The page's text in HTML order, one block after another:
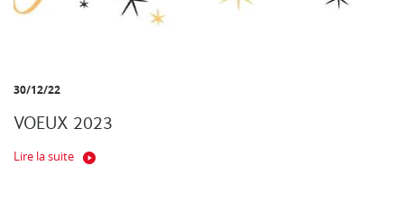
30/12/22
VOEUX 2023
Lire la suite